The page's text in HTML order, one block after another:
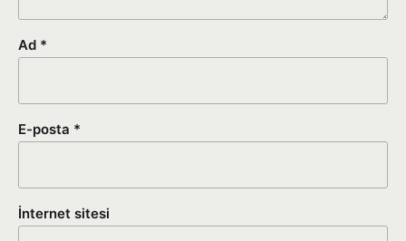
Ad *
E-posta *
İnternet sitesi